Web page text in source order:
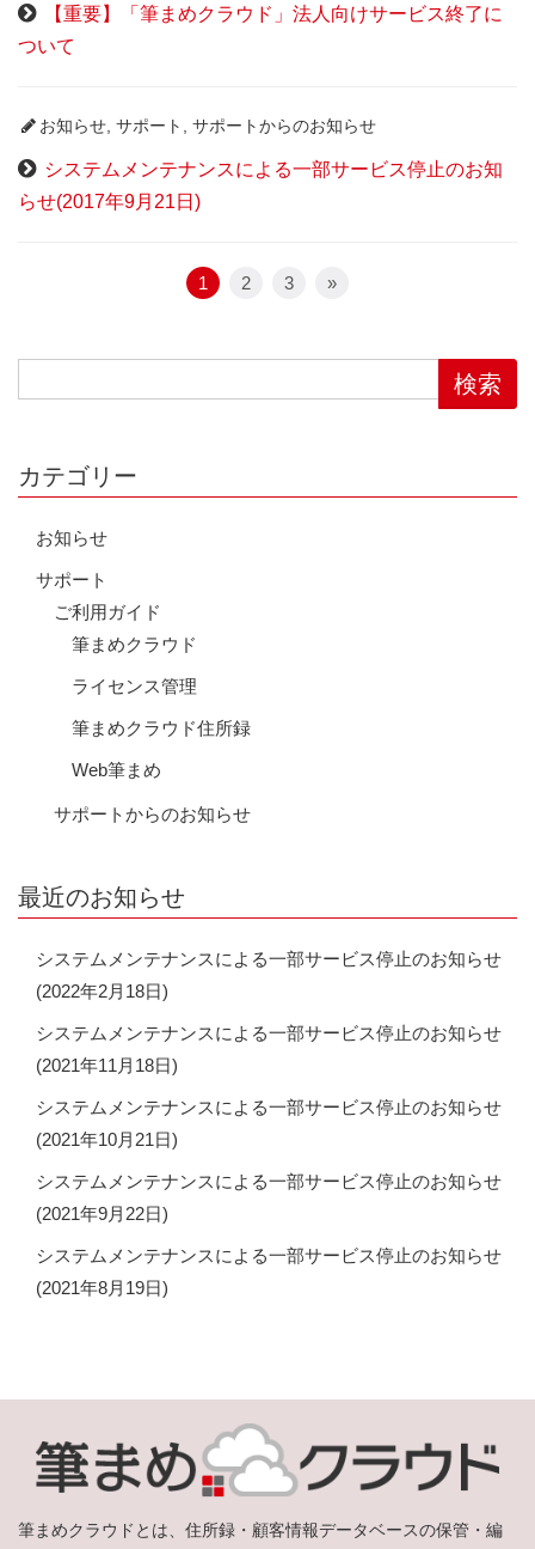
【重要】「筆まめクラウド」法人向けサービス終了に
ついて
お知らせ サポート サポートからのお知らせ
システムメンテナンスによる一部サービス停止のお知
らせ(2017年9月21日)
1 2 3 »
カテゴリー
お知らせ
サポート
ご利用ガイド
筆まめクラウド
ライセンス管理
筆まめクラウド住所録
Web筆まめ
サポートからのお知らせ
最近のお知らせ
システムメンテナンスによる一部サービス停止のお知らせ
(2022年2月18日)
システムメンテナンスによる一部サービス停止のお知らせ
(2021年11月18日)
システムメンテナンスによる一部サービス停止のお知らせ
(2021年10月21日)
システムメンテナンスによる一部サービス停止のお知らせ
(2021年9月22日)
システムメンテナンスによる一部サービス停止のお知らせ
(2021年8月19日)
筆まめクラウドとは、住所録・顧客情報データベースの保管・編